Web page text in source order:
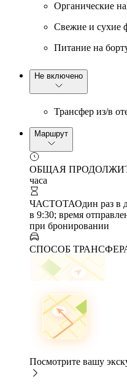
Органические
Свежие и сухие
Питание на
Не включено
Трансфер из/в
Маршрут
ОБЩАЯ
часа
ЧАСТОТАОдин раз в
в 9:30; время
при бронировании
СПОСОБ
Посмотрите вашу